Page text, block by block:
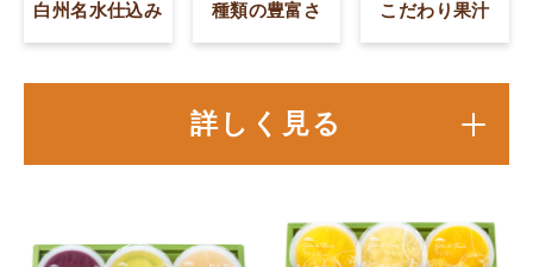
白州名水仕込み 種類の豊富さ こだわり果汁
詳しく見る